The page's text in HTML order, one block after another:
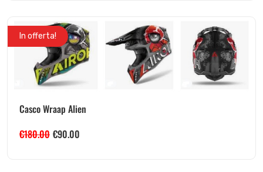
In offerta!
Casco Wraap Alien
€180.00 €90.00